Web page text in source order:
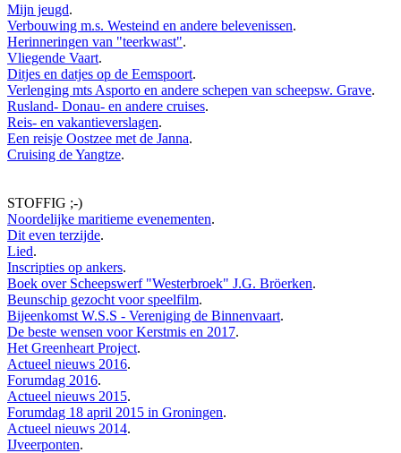
Mijn jeugd.
Verbouwing m.s. Westeind en andere belevenissen.
Herinneringen van "teerkwast".
Vliegende Vaart.
Ditjes en datjes op de Eemspoort.
Verlenging mts Asporto en andere schepen van scheepsw. Grave.
Rusland- Donau- en andere cruises.
Reis- en vakantieverslagen.
Een reisje Oostzee met de Janna.
Cruising de Yangtze.
STOFFIG ;-)
Noordelijke maritieme evenementen.
Dit even terzijde.
Lied.
Inscripties op ankers.
Boek over Scheepswerf "Westerbroek" J.G. Bröerken.
Beunschip gezocht voor speelfilm.
Bijeenkomst W.S.S - Vereniging de Binnenvaart.
De beste wensen voor Kerstmis en 2017.
Het Greenheart Project.
Actueel nieuws 2016.
Forumdag 2016.
Actueel nieuws 2015.
Forumdag 18 april 2015 in Groningen.
Actueel nieuws 2014.
IJveerponten.